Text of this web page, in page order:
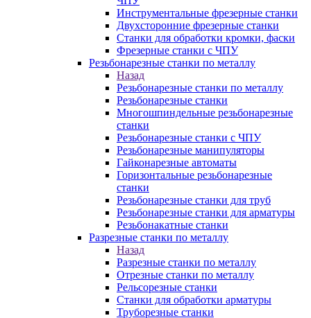
Инструментальные фрезерные станки
Двухсторонние фрезерные станки
Станки для обработки кромки, фаски
Фрезерные станки с ЧПУ
Резьбонарезные станки по металлу
Назад
Резьбонарезные станки по металлу
Резьбонарезные станки
Многошпиндельные резьбонарезные
станки
Резьбонарезные станки с ЧПУ
Резьбонарезные манипуляторы
Гайконарезные автоматы
Горизонтальные резьбонарезные
станки
Резьбонарезные станки для труб
Резьбонарезные станки для арматуры
Резьбонакатные станки
Разрезные станки по металлу
Назад
Разрезные станки по металлу
Отрезные станки по металлу
Рельсорезные станки
Станки для обработки арматуры
Труборезные станки